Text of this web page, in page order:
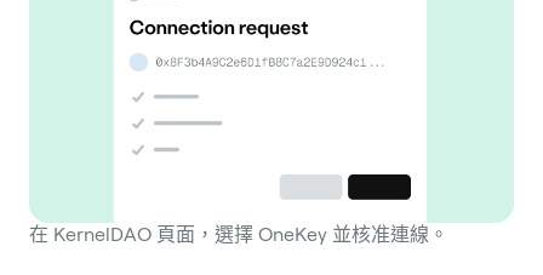
在 KernelDAO 頁面，選擇 OneKey 並核准連線。